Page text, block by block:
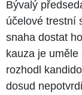
Bývalý
účelové trestní
snaha dostat
kauza je
rozhodl
dosud